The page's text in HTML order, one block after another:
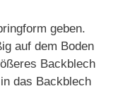
geben.
auf dem Boden
Backblech
das Backblech